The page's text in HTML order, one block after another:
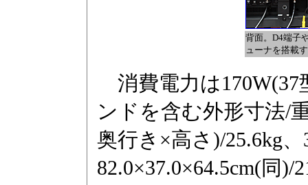
背面。D4端子
ューナを搭載
消費電力は170W(37
ンドを含む外形寸法/
奥行き×高さ)/25.6kg
82.0×37.0×64.5cm(同)/